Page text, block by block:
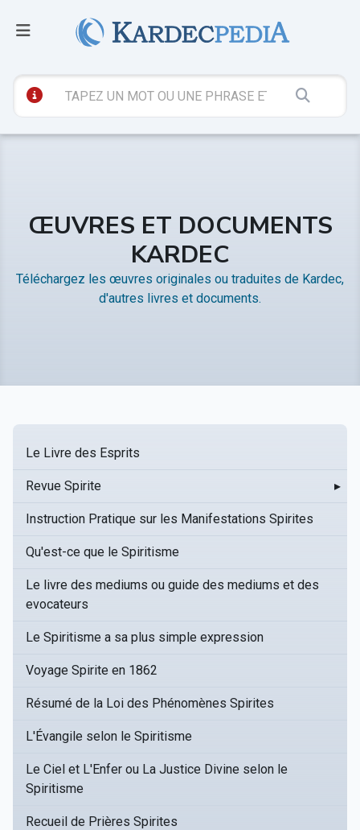
ŒUVRES ET DOCUMENTS
KARDEC
Téléchargez les œuvres originales ou traduites de Kardec,
d'autres livres et documents.
Le Livre des Esprits
Revue Spirite ▸
Instruction Pratique sur les Manifestations Spirites
Qu'est-ce que le Spiritisme
Le livre des mediums ou guide des mediums et des
evocateurs
Le Spiritisme a sa plus simple expression
Voyage Spirite en 1862
Résumé de la Loi des Phénomènes Spirites
L'Évangile selon le Spiritisme
Le Ciel et L'Enfer ou La Justice Divine selon le
Spiritisme
Recueil de Prières Spirites